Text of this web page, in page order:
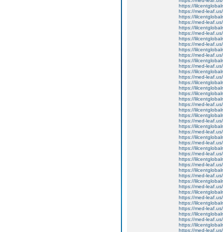
https://
https://med-leaf.us/
https://
https://med-leaf.us/
https://
https://med-leaf.us/
https://
https://med-leaf.us/
https://
https://med-leaf.us/
https://
https://med-leaf.us/
https://
https://med-leaf.us/
https://
https://
https://
https://
https://med-leaf.us/
https://
https://
https://med-leaf.us/
https://
https://med-leaf.us/
https://
https://med-leaf.us/
https://
https://med-leaf.us/
https://
https://med-leaf.us/
https://
https://med-leaf.us/
https://
https://med-leaf.us/
https://
https://med-leaf.us/
https://
https://med-leaf.us/
https://
https://med-leaf.us/
https://
https://med-leaf.us/